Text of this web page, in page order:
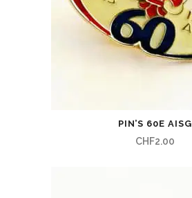
PIN’S 60E AISG
CHF2.00